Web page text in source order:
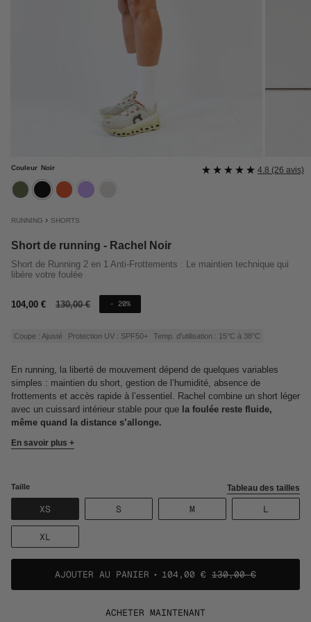
RUNNING › SHORTS
Short de running - Rachel Noir
Short de Running 2 en 1 Anti-Frottements : Le maintien technique qui
libère votre foulée
4.8 (26 avis)
Prix
104,00 €
Prix
130,00 € - 20%
Coupe : Ajusté Protection UV : SPF50+ Temp. d'utilisation : 15°C à 38°C
En running, la liberté de mouvement dépend de quelques variables
simples : maintien du short, gestion de l’humidité, absence de
frottements et accès rapide à l’essentiel. Rachel combine un short léger
avec un cuissard intérieur stable pour que la foulée reste fluide,
même quand la distance s’allonge.
En savoir plus +
Couleur Noir
kaki noir rouillelavande
Taille Tableau des tailles
XS
ÉPUISÉE
S
ÉPUISÉE
M
ÉPUISÉE
L
ÉPUISÉE
XL
ÉPUISÉE
OU
NON
AJOUTER AU PANIER 104,00 € 130,00 €
ACHETER MAINTENANT